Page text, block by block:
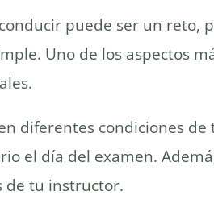
puede ser un reto,
Uno de los aspectos
diferentes condiciones
el día del examen.
de tu instructor.